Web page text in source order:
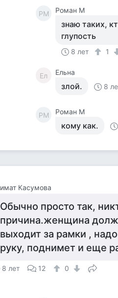
РМ Роман М
знаю таких,
глупость
8 лет 1
Ел Ельна
злой. 8
РМ Роман М
кому как.
Касумова
Обычно просто так,
причина.женщина
выходит за рамки ,
руку, поднимет и еще
8 лет 12 0